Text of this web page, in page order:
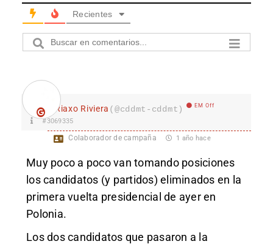
Recientes
Riaxo Riviera (@cddmt-cddmt) EM Off
#3069335
Colaborador de campaña 1 año hace
Muy poco a poco van tomando posiciones
los candidatos (y partidos) eliminados en la
primera vuelta presidencial de ayer en
Polonia.
Los dos candidatos que pasaron a la